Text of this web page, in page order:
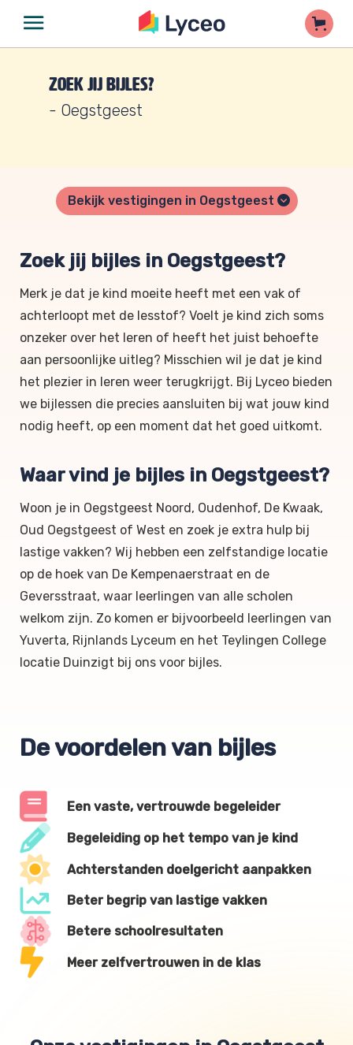
Zoek jij bijles?
- Oegstgeest
Bekijk vestigingen in Oegstgeest
Zoek jij bijles in Oegstgeest?
Merk je dat je kind moeite heeft met een vak of
achterloopt met de lesstof? Voelt je kind zich soms
onzeker over het leren of heeft het juist behoefte
aan persoonlijke uitleg? Misschien wil je dat je kind
het plezier in leren weer terugkrijgt. Bij Lyceo bieden
we bijlessen die precies aansluiten bij wat jouw kind
nodig heeft, op een moment dat het goed uitkomt.
Waar vind je bijles in Oegstgeest?
Woon je in Oegstgeest Noord, Oudenhof, De Kwaak,
Oud Oegstgeest of West en zoek je extra hulp bij
lastige vakken? Wij hebben een zelfstandige locatie
op de hoek van De Kempenaerstraat en de
Geversstraat, waar leerlingen van alle scholen
welkom zijn. Zo komen er bijvoorbeeld leerlingen van
Yuverta, Rijnlands Lyceum en het Teylingen College
locatie Duinzigt bij ons voor bijles.
De voordelen van bijles
Een vaste, vertrouwde begeleider
Begeleiding op het tempo van je kind
Achterstanden doelgericht aanpakken
Beter begrip van lastige vakken
Betere schoolresultaten
Meer zelfvertrouwen in de klas